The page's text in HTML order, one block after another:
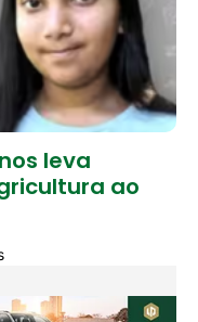
leva
ao